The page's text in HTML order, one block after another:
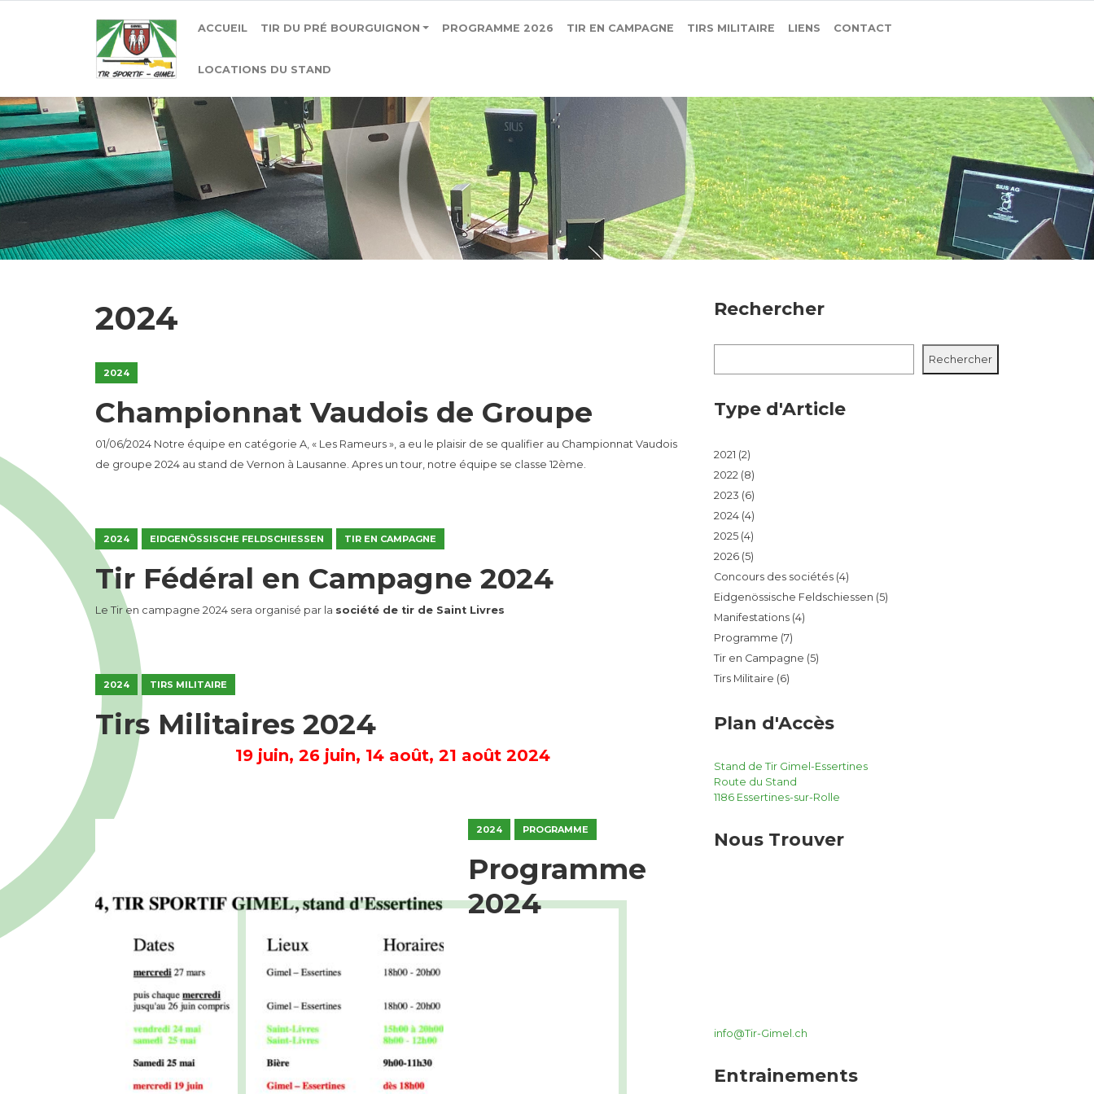
ACCUEIL TIR DU PRÉ BOURGUIGNON PROGRAMME 2026 TIR EN CAMPAGNE TIRS MILITAIRE LIENS CONTACT
LOCATIONS DU STAND
2024
2024
Championnat Vaudois de Groupe
01/06/2024 Notre équipe en catégorie A, « Les Rameurs », a eu le plaisir de se qualifier au Championnat Vaudois
de groupe 2024 au stand de Vernon à Lausanne. Apres un tour, notre équipe se classe 12ème.
2024 EIDGENÖSSISCHE FELDSCHIESSEN TIR EN CAMPAGNE
Tir Fédéral en Campagne 2024
Le Tir en campagne 2024 sera organisé par la société de tir de Saint Livres
2024 TIRS MILITAIRE
Tirs Militaires 2024
19 juin, 26 juin, 14 août, 21 août 2024
2024 PROGRAMME
Programme
2024
Rechercher
Rechercher
Type d'Article
2021 (2)
2022 (8)
2023 (6)
2024 (4)
2025 (4)
2026 (5)
Concours des sociétés (4)
Eidgenössische Feldschiessen (5)
Manifestations (4)
Programme (7)
Tir en Campagne (5)
Tirs Militaire (6)
Plan d'Accès
Stand de Tir Gimel-Essertines
Route du Stand
1186 Essertines-sur-Rolle
Nous Trouver
info@Tir-Gimel.ch
Entrainements